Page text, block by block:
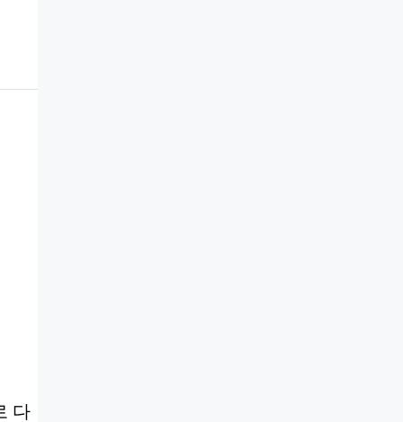
다